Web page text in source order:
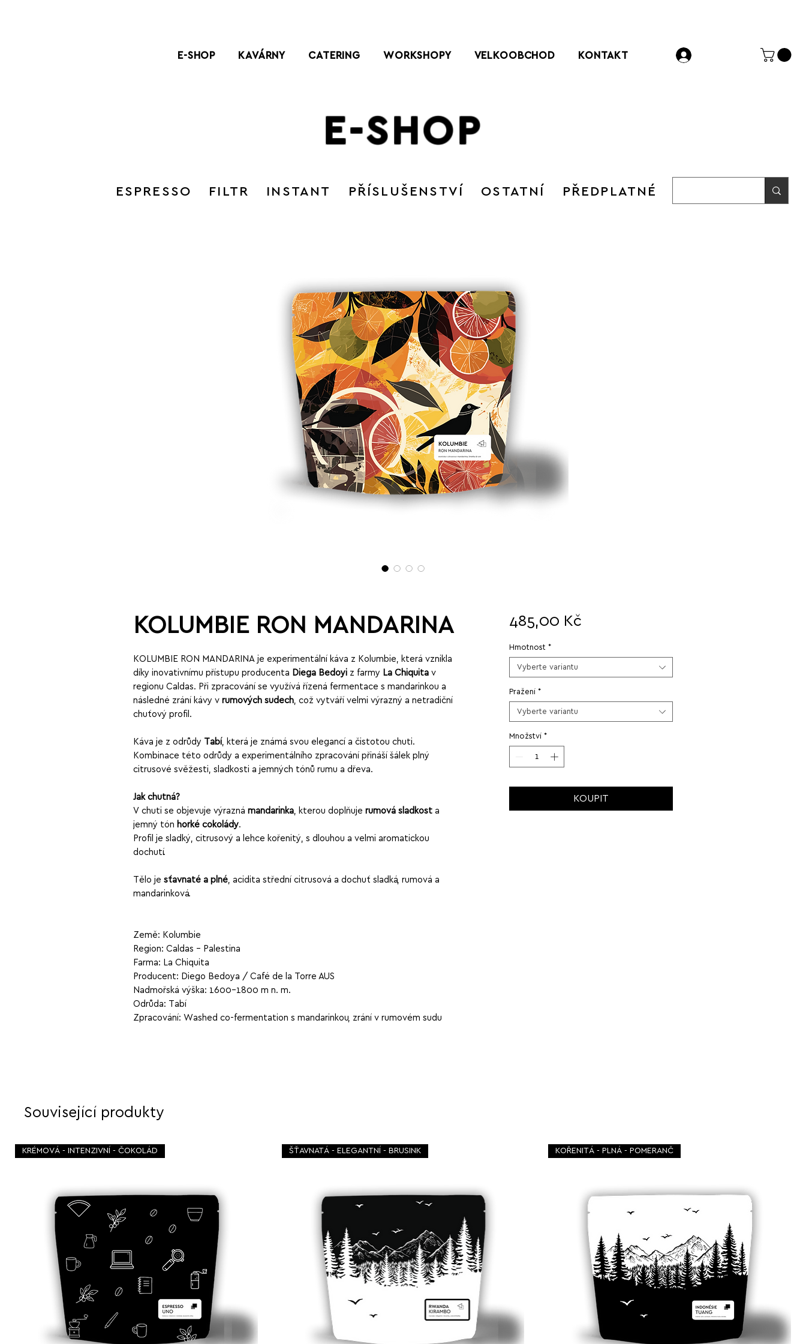
E-SHOP KAVÁRNY CATERING WORKSHOPY VELKOOBCHOD KONTAKT
E-SHOP
ESPRESSO FILTR INSTANT PŘÍSLUŠENSTVÍ OSTATNÍ PŘEDPLATNÉ
KOLUMBIE RON MANDARINA
KOLUMBIE RON MANDARINA je experimentální káva z Kolumbie, která vznikla
díky inovativnímu přístupu producenta Diega Bedoyi z farmy La Chiquita v
regionu Caldas. Při zpracování se využívá řízená fermentace s mandarinkou a
následné zrání kávy v rumových sudech, což vytváří velmi výrazný a netradiční
chuťový profil.
Káva je z odrůdy Tabí, která je známá svou elegancí a čistotou chuti.
Kombinace této odrůdy a experimentálního zpracování přináší šálek plný
citrusové svěžesti, sladkosti a jemných tónů rumu a dřeva.
Jak chutná?
V chuti se objevuje výrazná mandarinka, kterou doplňuje rumová sladkost a
jemný tón hořké čokolády.
Profil je sladký, citrusový a lehce kořenitý, s dlouhou a velmi aromatickou
dochutí.
Tělo je šťavnaté a plné, acidita střední citrusová a dochuť sladká, rumová a
mandarinková.
Země: Kolumbie
Region: Caldas – Palestina
Farma: La Chiquita
Producent: Diego Bedoya / Café de la Torre AUS
Nadmořská výška: 1600–1800 m n. m.
Odrůda: Tabí
Zpracování: Washed co-fermentation s mandarinkou, zrání v rumovém sudu
485,00 KčCena
Hmotnost *
Vyberte variantu
Pražení *
Vyberte variantu
Množství *
KOUPIT
Související produkty
KRÉMOVÁ - INTENZIVNÍ - ČOKOLÁD ŠŤAVNATÁ - ELEGANTNÍ - BRUSINK KOŘENITÁ - PLNÁ - POMERANČ